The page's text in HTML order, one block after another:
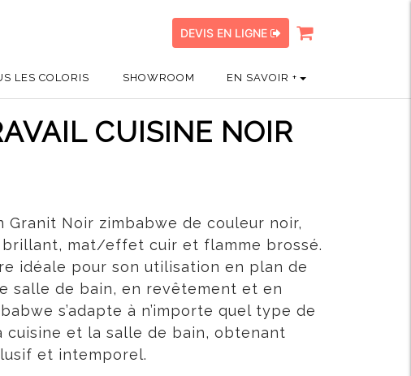
DEVIS EN LIGNE
LES COLORIS SHOWROOM EN SAVOIR +
CUISINE NOIR
Granit Noir zimbabwe de couleur noir,
mat/effet cuir et flamme brossé.
idéale pour son utilisation en plan de
salle de bain, en revêtement et en
s’adapte à n’importe quel type de
cuisine et la salle de bain, obtenant
et intemporel.